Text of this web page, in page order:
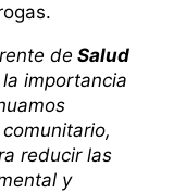
de Salud
importancia
reducir las
y